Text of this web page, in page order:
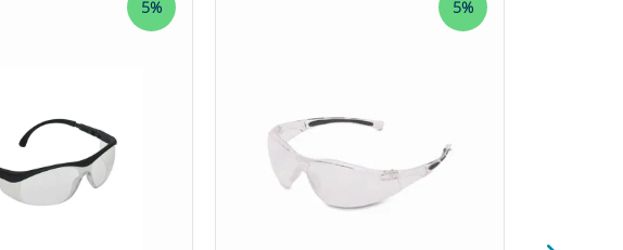
#oculospolicarbcinza #msa #oculospolicarbarae
5% 5%